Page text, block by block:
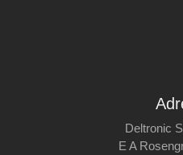
Deltronic
E A